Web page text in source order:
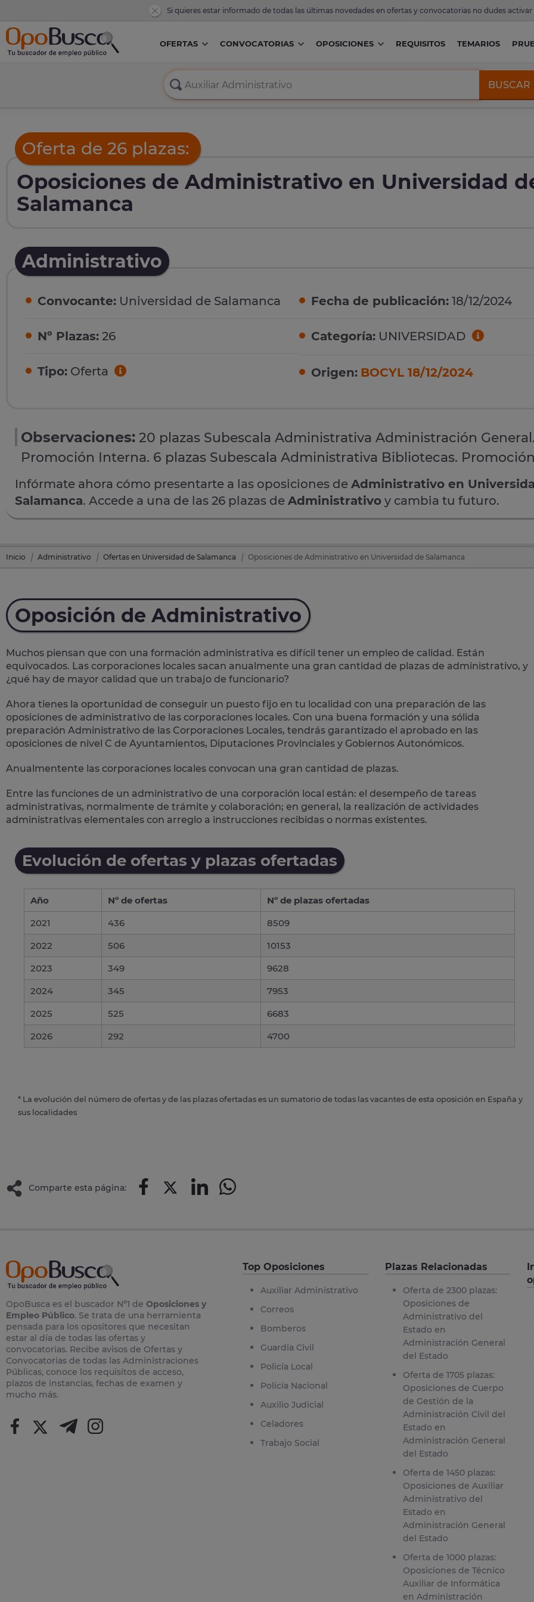
Si quieres estar informado de todas las últimas novedades en ofertas y convocatorias no dudes activar
OFERTAS CONVOCATORIAS OPOSICIONES REQUISITOS TEMARIOS
BUSCAR
Oferta de 26 plazas:
Oposiciones de Administrativo en Universidad
Salamanca
Administrativo
Convocante: Universidad de Salamanca
Nº Plazas: 26
Tipo: Oferta
Fecha de publicación: 18/12/2024
Categoría: UNIVERSIDAD
Origen: BOCYL 18/12/2024
Observaciones: 20 plazas Subescala Administrativa Administración General.
Promoción Interna. 6 plazas Subescala Administrativa Bibliotecas.
Infórmate ahora cómo presentarte a las oposiciones de Administrativo en
Salamanca. Accede a una de las 26 plazas de Administrativo y cambia tu futuro.
Inicio Administrativo Ofertas en Universidad de Salamanca Oposiciones de Administrativo en Universidad de Salamanca
Oposición de Administrativo
Muchos piensan que con una formación administrativa es difícil tener un empleo de calidad. Están
equivocados. Las corporaciones locales sacan anualmente una gran cantidad de plazas de administrativo, y
¿qué hay de mayor calidad que un trabajo de funcionario?
Ahora tienes la oportunidad de conseguir un puesto fijo en tu localidad con una preparación de las
oposiciones de administrativo de las corporaciones locales. Con una buena formación y una sólida
preparación Administrativo de las Corporaciones Locales, tendrás garantizado el aprobado en las
oposiciones de nivel C de Ayuntamientos, Diputaciones Provinciales y Gobiernos Autonómicos.
Anualmentente las corporaciones locales convocan una gran cantidad de plazas.
Entre las funciones de un administrativo de una corporación local están: el desempeño de tareas
administrativas, normalmente de trámite y colaboración; en general, la realización de actividades
administrativas elementales con arreglo a instrucciones recibidas o normas existentes.
Evolución de ofertas y plazas ofertadas
Año Nº de ofertas
Nº de plazas ofertadas
2021
436
8509
2022
506
10153
2023
349
9628
2024
345
7953
2025
525
6683
2026
292 4700
* La evolución del número de ofertas y de las plazas ofertadas es un sumatorio de todas las vacantes de esta oposición en España y
sus localidades
Comparte esta página:
OpoBusca es el buscador Nº1 de Oposiciones y
Empleo Público. Se trata de una herramienta
pensada para los opositores que necesitan
estar al día de todas las ofertas y
convocatorias. Recibe avisos de Ofertas y
Convocatorias de todas las Administraciones
Públicas, conoce los requisitos de acceso,
plazos de instancias, fechas de examen y
mucho más.
Top Oposiciones
Auxiliar Administrativo
Correos
Bomberos
Guardia Civil
Policía Local
Policía Nacional
Auxilio Judicial
Celadores
Trabajo Social
Plazas Relacionadas
Oferta de 2300 plazas:
Oposiciones de
Administrativo del
Estado en
Administración General
del Estado
Oferta de 1705 plazas:
Oposiciones de Cuerpo
de Gestión de la
Administración Civil del
Estado en
Administración General
del Estado
Oferta de 1450 plazas:
Oposiciones de Auxiliar
Administrativo del
Estado en
Administración General
del Estado
Oferta de 1000 plazas:
Oposiciones de Técnico
Auxiliar de Informática
en Administración